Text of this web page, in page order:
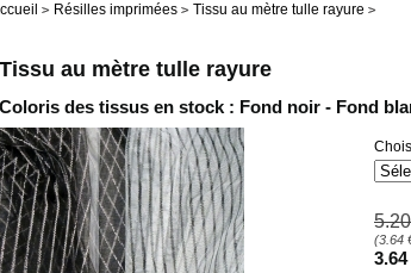
Résilles imprimées Tissu au mètre tulle rayure
Tissu au mètre tulle rayure
Coloris des tissus en stock : Fond noir - Fond
5.20
(3.64
3.64